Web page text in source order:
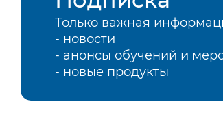
Только важная
- новости
- анонсы обучений и
- новые продукты